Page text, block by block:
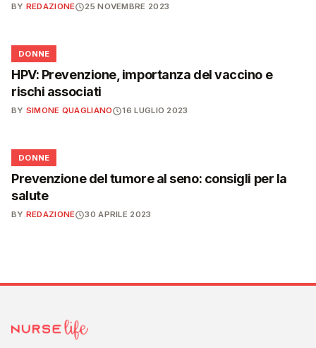
BY REDAZIONE 25 NOVEMBRE 2023
🌸
DONNE
HPV: Prevenzione, importanza del vaccino e
rischi associati
BY SIMONE QUAGLIANO 16 LUGLIO 2023
🌸
DONNE
Prevenzione del tumore al seno: consigli per la
salute
BY REDAZIONE 30 APRILE 2023